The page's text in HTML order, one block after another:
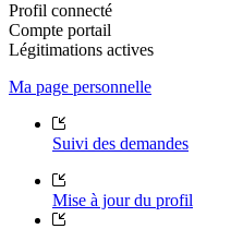
Profil connecté
Compte portail
Légitimations actives
Ma page personnelle
Suivi des demandes
Mise à jour du profil